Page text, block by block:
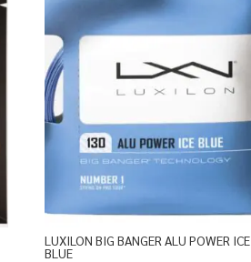
LUXILON BIG BANGER ALU POWER ICE
BLUE